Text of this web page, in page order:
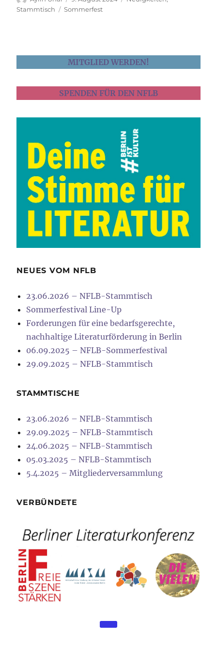
am
Stammtisch
Schlagwörter
Sommerfest
MITGLIED WERDEN!
SPENDEN FÜR DEN NFLB
NEUES VOM NFLB
23.06.2026 – NFLB-Stammtisch
Sommerfestival Line-Up
Forderungen für eine bedarfsgerechte,
nachhaltige Literaturförderung in Berlin
06.09.2025 – NFLB-Sommerfestival
29.09.2025 – NFLB-Stammtisch
STAMMTISCHE
23.06.2026 – NFLB-Stammtisch
29.09.2025 – NFLB-Stammtisch
24.06.2025 – NFLB-Stammtisch
05.03.2025 – NFLB-Stammtisch
5.4.2025 – Mitgliederversammlung
VERBÜNDETE